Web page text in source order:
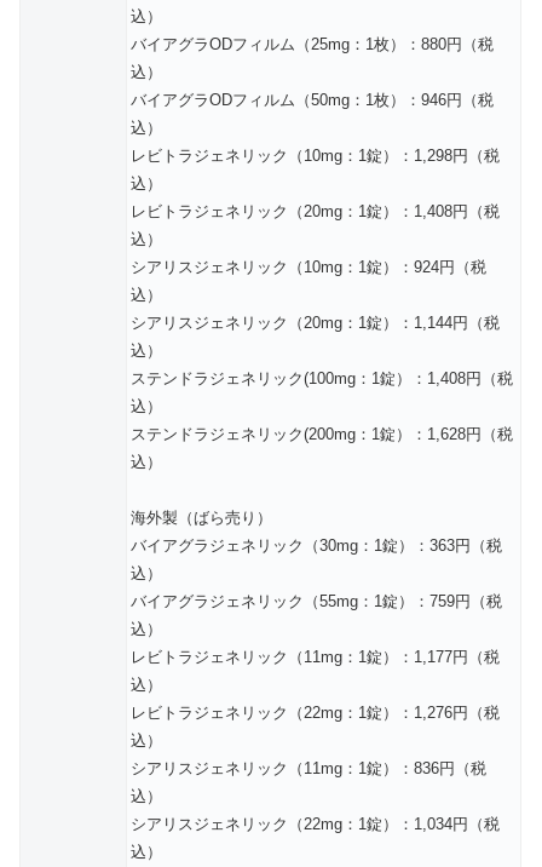
込）
バイアグラODフィルム（25mg：1枚）：880円（税
込）
バイアグラODフィルム（50mg：1枚）：946円（税
込）
レビトラジェネリック（10mg：1錠）：1,298円（税
込）
レビトラジェネリック（20mg：1錠）：1,408円（税
込）
シアリスジェネリック（10mg：1錠）：924円（税
込）
シアリスジェネリック（20mg：1錠）：1,144円（税
込）
ステンドラジェネリック(100mg：1錠）：1,408円（税
込）
ステンドラジェネリック(200mg：1錠）：1,628円（税
込）
海外製（ばら売り）
バイアグラジェネリック（30mg：1錠）：363円（税
込）
バイアグラジェネリック（55mg：1錠）：759円（税
込）
レビトラジェネリック（11mg：1錠）：1,177円（税
込）
レビトラジェネリック（22mg：1錠）：1,276円（税
込）
シアリスジェネリック（11mg：1錠）：836円（税
込）
シアリスジェネリック（22mg：1錠）：1,034円（税
込）